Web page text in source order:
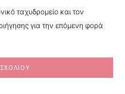
ταχυδρομείο και τον
για την επόμενη φορά